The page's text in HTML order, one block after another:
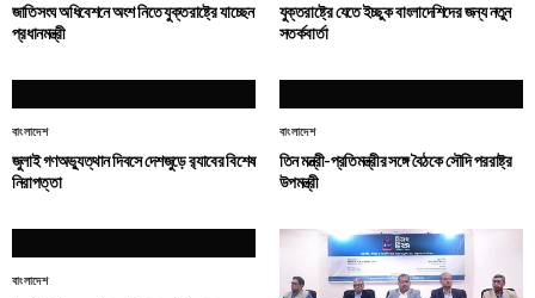
জাতিসংঘ অধিবেশনে অংশ নিতে যুক্তরাষ্ট্রে যাচ্ছেন
প্রধানমন্ত্রী
যুক্তরাষ্ট্রে যেতে ইচ্ছুক বাংলাদেশিদের জন্য নতুন
সতর্কবার্তা
বাংলাদেশ
জুলাই গণঅভ্যুত্থান দিবসে দেশজুড়ে র‌্যাবের বিশেষ
নিরাপত্তা
বাংলাদেশ
তিন মন্ত্রী-প্রতিমন্ত্রীর সঙ্গে বৈঠকে সৌদি পররাষ্ট্র
উপমন্ত্রী
বাংলাদেশ